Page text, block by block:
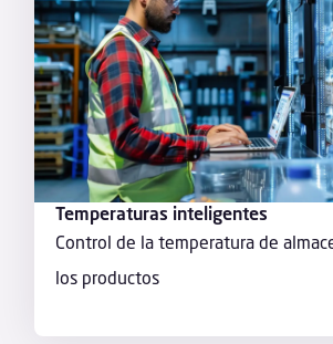
Temperaturas inteligentes
Control de la temperatura de
los productos